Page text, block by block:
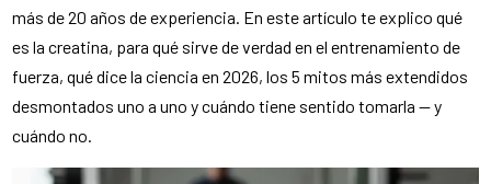
más de 20 años de experiencia. En este artículo te explico qué
es la creatina, para qué sirve de verdad en el entrenamiento de
fuerza, qué dice la ciencia en 2026, los 5 mitos más extendidos
desmontados uno a uno y cuándo tiene sentido tomarla — y
cuándo no.